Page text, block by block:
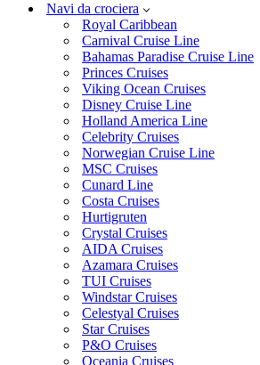
Navi da crociera
Royal Caribbean
Carnival Cruise Line
Bahamas Paradise Cruise Line
Princes Cruises
Viking Ocean Cruises
Disney Cruise Line
Holland America Line
Celebrity Cruises
Norwegian Cruise Line
MSC Cruises
Cunard Line
Costa Cruises
Hurtigruten
Crystal Cruises
AIDA Cruises
Azamara Cruises
TUI Cruises
Windstar Cruises
Celestyal Cruises
Star Cruises
P&O Cruises
Oceania Cruises